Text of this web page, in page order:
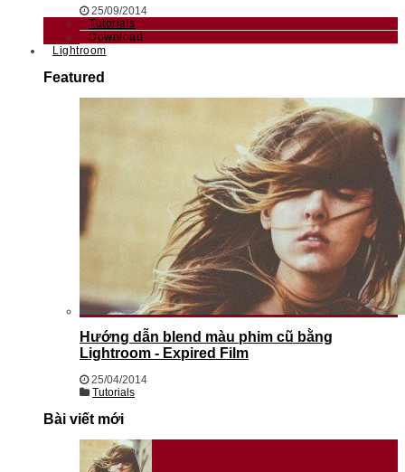
25/09/2014
Tutorials
Download
Lightroom
Featured
Hướng dẫn blend màu phim cũ bằng
Lightroom - Expired Film
25/04/2014
Tutorials
Bài viết mới